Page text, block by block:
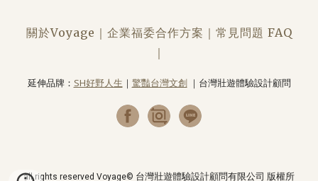
關於Voyage｜ 企業福委合作方案 ｜ 常見問題 FAQ
｜
延伸品牌： SH好野人生 ｜ 驚豔台灣文創 ｜台灣壯遊體驗設計顧問
all rights reserved Voyage©️ 台灣壯遊體驗設計顧問有限公司 版權所